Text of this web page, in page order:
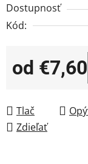
Dostupnosť
Kód:
od €7,60
Jednotková
Tlač
Zdieľať